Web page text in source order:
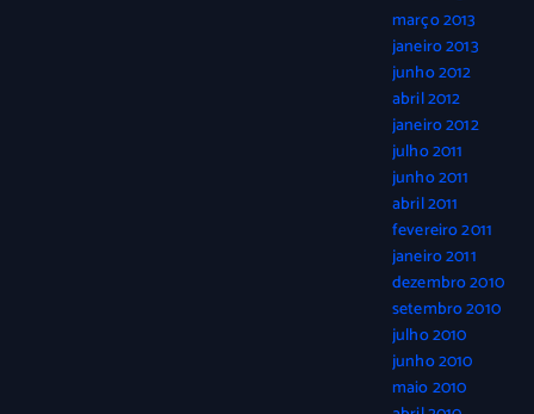
março 2013
janeiro 2013
junho 2012
abril 2012
janeiro 2012
julho 2011
junho 2011
abril 2011
fevereiro 2011
janeiro 2011
dezembro 2010
setembro 2010
julho 2010
junho 2010
maio 2010